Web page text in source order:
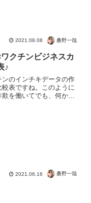
2021.08.08 桑野一哉
クチンビジネスカ
♪
ンのインチキデータの作
較表ですね。このように
を働いてでも、何かを
2021.06.16 桑野一哉